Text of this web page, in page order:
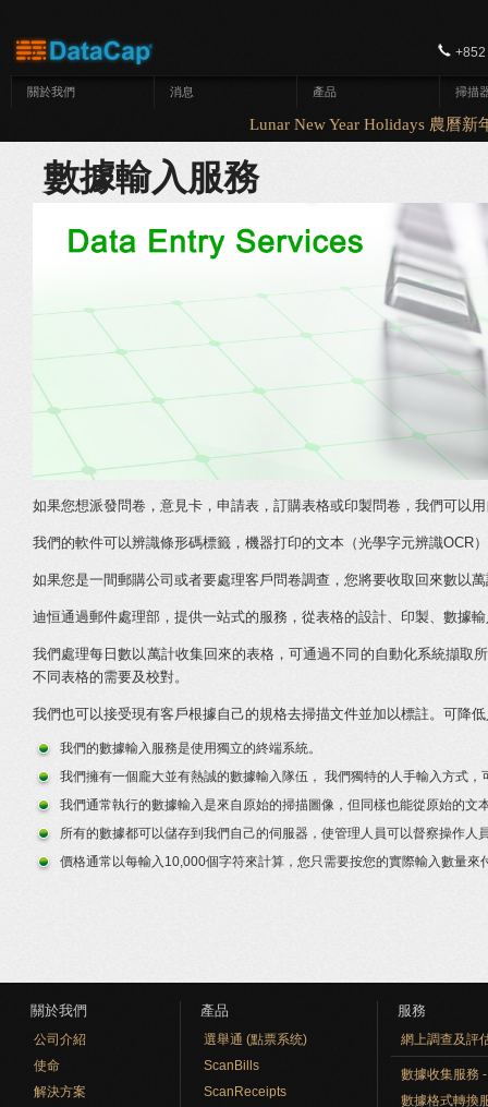
關於我們 消息 產品 掃描
Lunar New Year Holidays 農曆新年假
數據輸入服務
如果您想派發問卷，意見卡，申請表，訂購表格或印製問卷，我們可以
我們的軟件可以辨識條形碼標籤，機器打印的文本（光學字元辨識OCR
如果您是一間郵購公司或者要處理客戶問卷調查，您將要收取回來數以
迪恒通過郵件處理部，提供一站式的服務，從表格的設計、印製、數據
我們處理每日數以萬計收集回來的表格，可通過不同的自動化系統擷
不同表格的需要及校對。
我們也可以接受現有客戶根據自己的規格去掃描文件並加以標註。可降
我們的數據輸入服務是使用獨立的終端系統。
我們擁有一個龐大並有熱誠的數據輸入隊伍， 我們獨特的人手輸入方式
我們通常執行的數據輸入是來自原始的掃描圖像，但同樣也能從原始的文
所有的數據都可以儲存到我們自己的伺服器，使管理人員可以督察操作人
價格通常以每輸入10,000個字符來計算，您只需要按您的實際輸入數量來
關於我們
公司介紹
使命
解決方案
產品
選舉通 (點票系统)
ScanBills
ScanReceipts
服務
網上調查及評
數據收集服務
數據格式轉換